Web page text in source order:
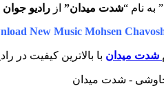
” به نام “شدت میدان” ازرادیو جوان
New Music Mohsen
شدت میدان با بالاترین کیفیت در